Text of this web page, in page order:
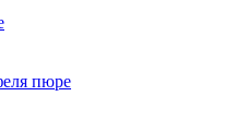
пюре